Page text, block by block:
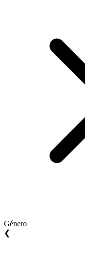
Género
❮